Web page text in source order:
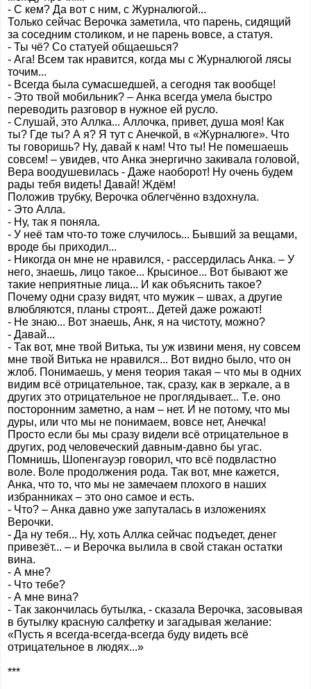
- С кем? Да вот с ним, с Журналюгой...
Только сейчас Верочка заметила, что парень, сидящий
за соседним столиком, и не парень вовсе, а статуя.
- Ты чё? Со статуей общаешься?
- Ага! Всем так нравится, когда мы с Журналюгой лясы
точим...
- Всегда была сумасшедшей, а сегодня так вообще!
- Это твой мобильник? – Анка всегда умела быстро
переводить разговор в нужное ей русло.
- Слушай, это Аллка... Аллочка, привет, душа моя! Как
ты? Где ты? А я? Я тут с Анечкой, в «Журналюге». Что
ты говоришь? Ну, давай к нам! Что ты! Не помешаешь
совсем! – увидев, что Анка энергично закивала головой,
Вера воодушевилась - Даже наоборот! Ну очень будем
рады тебя видеть! Давай! Ждём!
Положив трубку, Верочка облегчённо вздохнула.
- Это Алла.
- Ну, так я поняла.
- У неё там что-то тоже случилось... Бывший за вещами,
вроде бы приходил...
- Никогда он мне не нравился, - рассердилась Анка. – У
него, знаешь, лицо такое... Крысиное... Вот бывают же
такие неприятные лица... И как объяснить такое?
Почему одни сразу видят, что мужик – швах, а другие
влюбляются, планы строят... Детей даже рожают!
- Не знаю... Вот знаешь, Анк, я на чистоту, можно?
- Давай...
- Так вот, мне твой Витька, ты уж извини меня, ну совсем
мне твой Витька не нравился... Вот видно было, что он
жлоб. Понимаешь, у меня теория такая – что мы в одних
видим всё отрицательное, так, сразу, как в зеркале, а в
других это отрицательное не проглядывает... Т.е. оно
посторонним заметно, а нам – нет. И не потому, что мы
дуры, или что мы не понимаем, вовсе нет, Анечка!
Просто если бы мы сразу видели всё отрицательное в
других, род человеческий давным-давно бы угас.
Помнишь, Шопенгауэр говорил, что всё подвластно
воле. Воле продолжения рода. Так вот, мне кажется,
Анка, что то, что мы не замечаем плохого в наших
избранниках – это оно самое и есть.
- Что? – Анка давно уже запуталась в изложениях
Верочки.
- Да ну тебя... Ну, хоть Аллка сейчас подъедет, денег
привезёт... – и Верочка вылила в свой стакан остатки
вина.
- А мне?
- Что тебе?
- А мне вина?
- Так закончилась бутылка, - сказала Верочка, засовывая
в бутылку красную салфетку и загадывая желание:
«Пусть я всегда-всегда-всегда буду видеть всё
отрицательное в людях...»
***